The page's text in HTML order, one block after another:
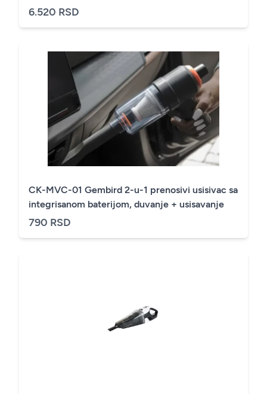
6.520 RSD
CK-MVC-01 Gembird 2-u-1 prenosivi usisivac sa
integrisanom baterijom, duvanje + usisavanje
790 RSD